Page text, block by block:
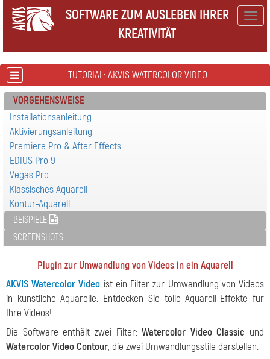
SOFTWARE ZUM AUSLEBEN IHRER
KREATIVITÄT
TUTORIAL: AKVIS WATERCOLOR VIDEO
VORGEHENSWEISE
Installationsanleitung
Aktivierungsanleitung
Premiere Pro & After Effects
EDIUS Pro 9
Vegas Pro
Klassisches Aquarell
Kontur-Aquarell
BEISPIELE
SCREENSHOTS
Plugin zur Umwandlung von Videos in ein Aquarell
AKVIS Watercolor Video ist ein Filter zur Umwandlung von Videos
in künstliche Aquarelle. Entdecken Sie tolle Aquarell-Effekte für
Ihre Videos!
Die Software enthält zwei Filter:Watercolor Video Classic und
Watercolor Video Contour, die zwei Umwandlungsstile darstellen.